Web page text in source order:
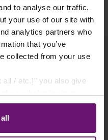
to analyse our traffic.
your use of our site with
analytics partners who
that you’ve
collected from your use
all / etc.]" you also give
(Ebbinghoff 10, 48624
cannot assign this data
it for its own